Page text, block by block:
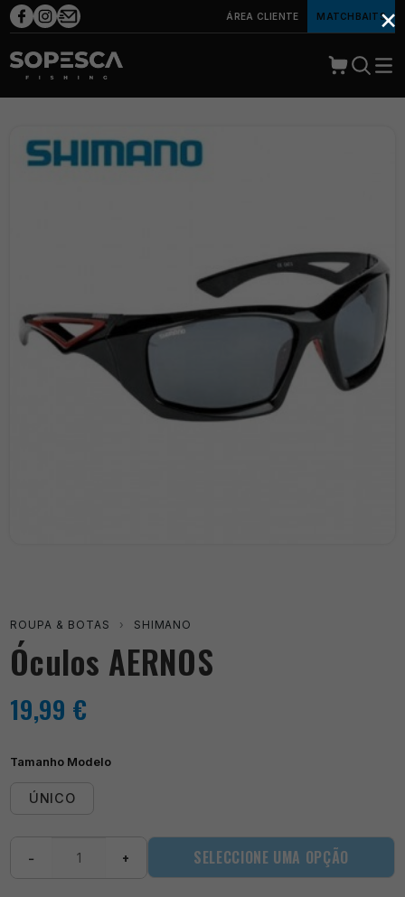
ÁREA CLIENTE MATCHBAITS
ROUPA & BOTAS › SHIMANO
Óculos AERNOS
19,99 €
Tamanho Modelo
ÚNICO
− + SELECCIONE UMA OPÇÃO
×